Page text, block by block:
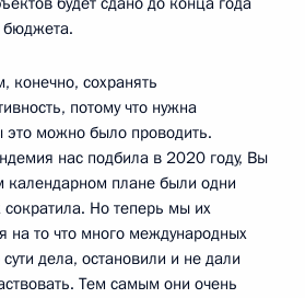
бюджета.
конечно, сохранять
потому что нужна
это можно было проводить.
нас подбила в 2020 году, Вы
календарном плане были одни
Но теперь мы их
на то что много международных
дела, остановили и не дали
Тем самым они очень